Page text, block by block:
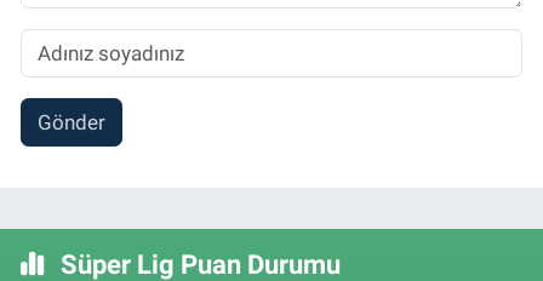
Gönder
Süper Lig Puan Durumu